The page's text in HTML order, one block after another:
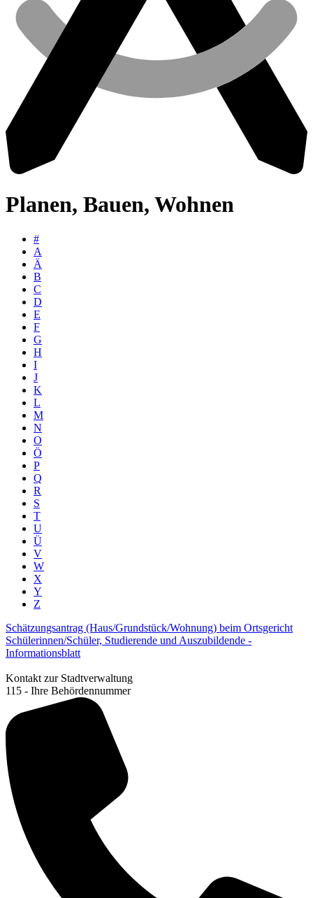
Planen, Bauen, Wohnen
#
A
Ä
B
C
D
E
F
G
H
I
J
K
L
M
N
O
Ö
P
Q
R
S
T
U
Ü
V
W
X
Y
Z
Schätzungsantrag (Haus/Grundstück/Wohnung) beim Ortsgericht
Schülerinnen/Schüler, Studierende und Auszubildende -
Informationsblatt
Kontakt zur Stadtverwaltung
115 - Ihre Behördennummer